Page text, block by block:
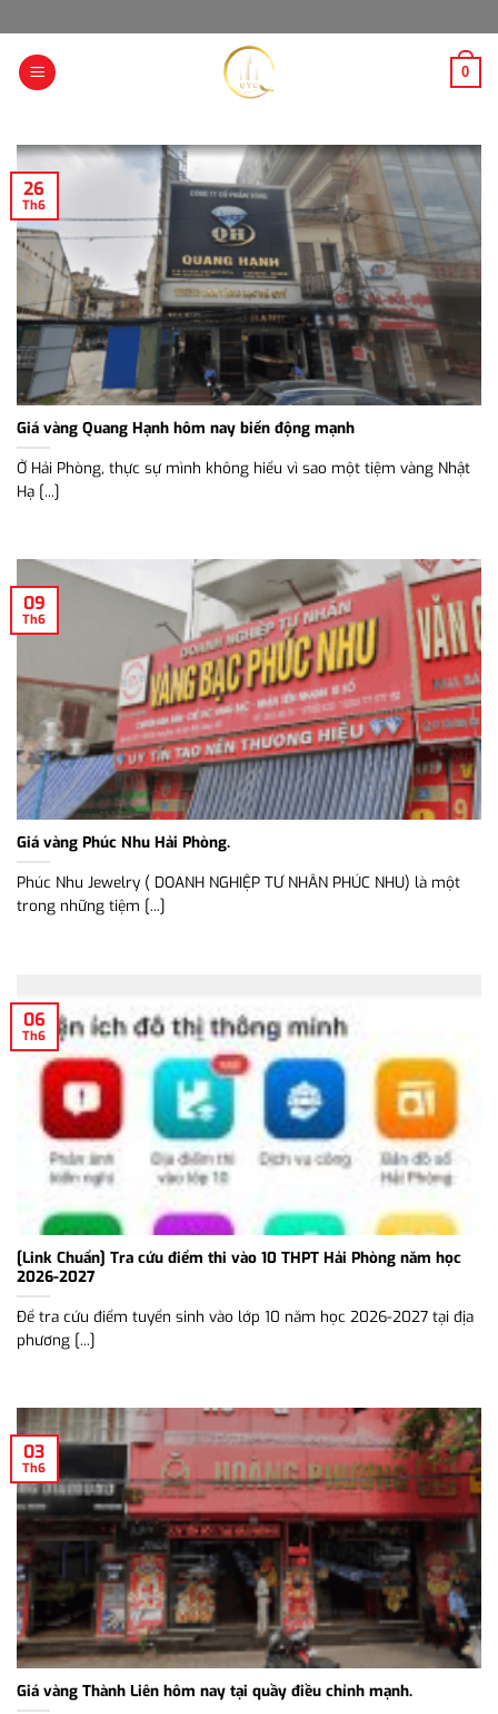
qua
nội
dung
0
Giá vàng Quang Hạnh hôm nay biến động mạnh
Ở Hải Phòng, thực sự mình không hiểu vì sao một tiệm vàng Nhật
Hạ [...]
26
Th6
Giá vàng Phúc Nhu Hải Phòng.
Phúc Nhu Jewelry ( DOANH NGHIỆP TƯ NHÂN PHÚC NHU) là một
trong những tiệm [...]
09
Th6
[Link Chuẩn] Tra cứu điểm thi vào 10 THPT Hải Phòng năm học
2026-2027
Để tra cứu điểm tuyển sinh vào lớp 10 năm học 2026-2027 tại địa
phương [...]
06
Th6
Giá vàng Thành Liên hôm nay tại quầy điều chỉnh mạnh.
03
Th6